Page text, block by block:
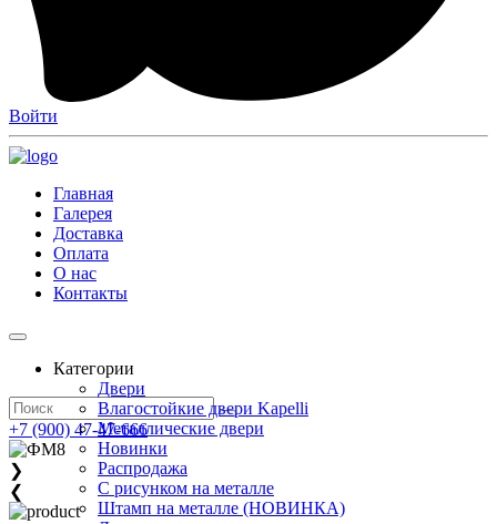
Войти
Главная
Галерея
Доставка
Оплата
О нас
Контакты
Категории
Двери
Влагостойкие двери Kapelli
Металлические двери
Новинки
Распродажа
С рисунком на металле
Штамп на металле (НОВИНКА)
+7 (900) 47-47-666
❯
❮